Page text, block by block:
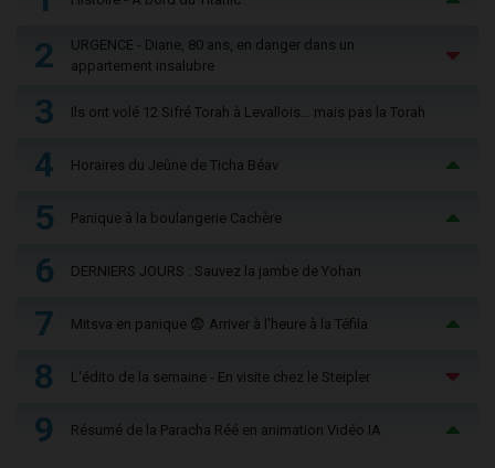
2
URGENCE - Diane, 80 ans, en danger dans un
appartement insalubre
3 Ils ont volé 12 Sifré Torah à Levallois… mais pas la Torah
4 Horaires du Jeûne de Ticha Béav
5 Panique à la boulangerie Cachère
6 DERNIERS JOURS : Sauvez la jambe de Yohan
7 Mitsva en panique 😨 Arriver à l'heure à la Téfila
8 L'édito de la semaine - En visite chez le Steipler
9 Résumé de la Paracha Réé en animation Vidéo IA